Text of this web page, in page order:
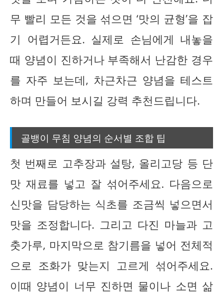
무 빨리 모든 것을 섞으면 ‘맛의 균형’을 잡
기 어렵거든요. 실제로 손님에게 내놓을
때 양념이 진하거나 부족해서 난감한 경우
를 자주 보는데, 차근차근 양념을 테스트
하며 만들어 보시길 강력 추천드립니다.
골뱅이 무침 양념의 순서별 조합 팁
첫 번째로 고추장과 설탕, 올리고당 등 단
맛 재료를 넣고 잘 섞어주세요. 다음으로
신맛을 담당하는 식초를 조금씩 넣으면서
맛을 조정합니다. 그리고 다진 마늘과 고
춧가루, 마지막으로 참기름을 넣어 전체적
으로 조화가 맞는지 고르게 섞어주세요.
이때 양념이 너무 진하면 물이나 소면 삶